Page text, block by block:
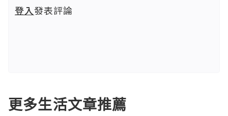
登入發表評論
更多生活文章推薦